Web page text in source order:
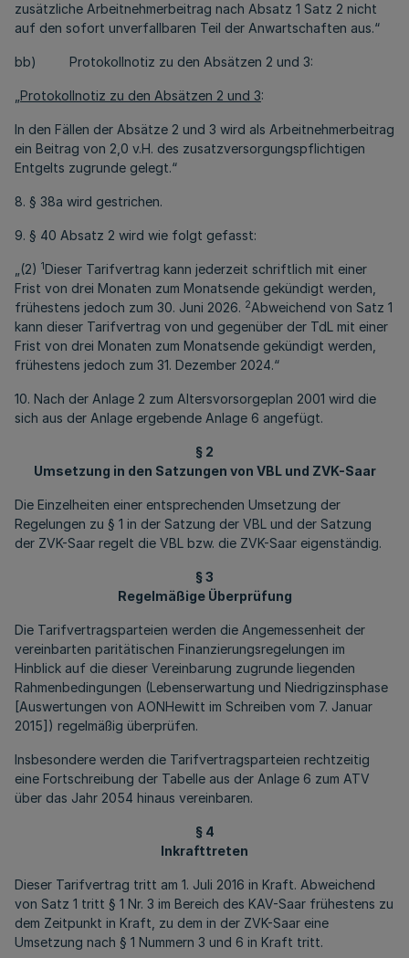
zusätzliche Arbeitnehmerbeitrag nach Absatz 1 Satz 2 nicht
auf den sofort unverfallbaren Teil der Anwartschaften aus.“
bb) Protokollnotiz zu den Absätzen 2 und 3:
Protokollnotiz zu den Absätzen 2 und 3:
In den Fällen der Absätze 2 und 3 wird als Arbeitnehmerbeitrag
ein Beitrag von 2,0 v.H. des zusatzversorgungspflichtigen
Entgelts zugrunde gelegt.“
8. § 38a wird gestrichen.
9. § 40 Absatz 2 wird wie folgt gefasst:
„(2) 1Dieser Tarifvertrag kann jederzeit schriftlich mit einer
Frist von drei Monaten zum Monatsende gekündigt werden,
frühestens jedoch zum 30. Juni 2026. 2Abweichend von Satz 1
kann dieser Tarifvertrag von und gegenüber der TdL mit einer
Frist von drei Monaten zum Monatsende gekündigt werden,
frühestens jedoch zum 31. Dezember 2024.“
10. Nach der Anlage 2 zum Altersvorsorgeplan 2001 wird die
sich aus der Anlage ergebende Anlage 6 angefügt.
§ 2
Umsetzung in den Satzungen von VBL und ZVK-Saar
Die Einzelheiten einer entsprechenden Umsetzung der
Regelungen zu § 1 in der Satzung der VBL und der Satzung
der ZVK-Saar regelt die VBL bzw. die ZVK-Saar eigenständig.
§ 3
Regelmäßige Überprüfung
Die Tarifvertragsparteien werden die Angemessenheit der
vereinbarten paritätischen Finanzierungsregelungen im
Hinblick auf die dieser Vereinbarung zugrunde liegenden
Rahmenbedingungen (Lebenserwartung und Niedrigzinsphase
[Auswertungen von AONHewitt im Schreiben vom 7. Januar
2015]) regelmäßig überprüfen.
Insbesondere werden die Tarifvertragsparteien rechtzeitig
eine Fortschreibung der Tabelle aus der Anlage 6 zum ATV
über das Jahr 2054 hinaus vereinbaren.
§ 4
Inkrafttreten
Dieser Tarifvertrag tritt am 1. Juli 2016 in Kraft. Abweichend
von Satz 1 tritt § 1 Nr. 3 im Bereich des KAV-Saar frühestens zu
dem Zeitpunkt in Kraft, zu dem in der ZVK-Saar eine
Umsetzung nach § 1 Nummern 3 und 6 in Kraft tritt.